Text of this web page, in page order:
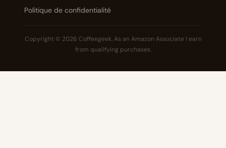
Politique de confidentialité
Copyright © 2026 Coffeegeek. As an Amazon Associate I earn
from qualifying purchases.